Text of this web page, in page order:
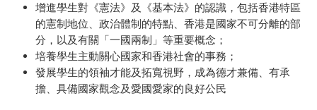
增進學生對《憲法》及《基本法》的認識，包括香港特區
的憲制地位、政治體制的特點、香港是國家不可分離的部
分，以及有關「一國兩制」等重要概念；
培養學生主動關心國家和香港社會的事務；
發展學生的領袖才能及拓寬視野，成為德才兼備、有承
擔、具備國家觀念及愛國愛家的良好公民